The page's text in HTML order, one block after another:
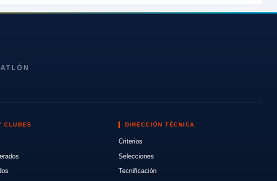
CLUBES DIRECCIÓN TÉCNICA
Criterios
Selecciones
Tecnificación